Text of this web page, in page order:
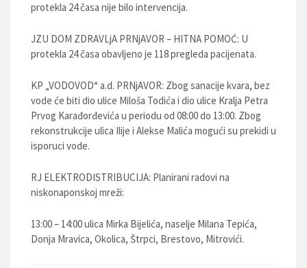
protekla 24 časa nije bilo intervencija.
JZU DOM ZDRAVLjA PRNjAVOR – HITNA POMOĆ: U
protekla 24 časa obavljeno je 118 pregleda pacijenata.
KP „VODOVOD“ a.d. PRNjAVOR: Zbog sanacije kvara, bez
vode će biti dio ulice Miloša Todića i dio ulice Kralja Petra
Prvog Karađorđevića u periodu od 08:00 do 13:00. Zbog
rekonstrukcije ulica Ilije i Alekse Malića mogući su prekidi u
isporuci vode.
RJ ELEKTRODISTRIBUCIJA: Planirani radovi na
niskonaponskoj mreži:
13:00 – 14:00 ulica Mirka Bijelića, naselje Milana Tepića,
Donja Mravica, Okolica, Štrpci, Brestovo, Mitrovići.